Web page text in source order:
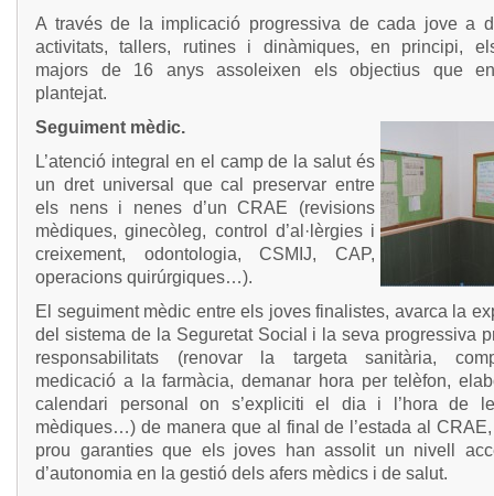
A través de la implicació progressiva de cada jove a
activitats, tallers, rutines i dinàmiques, en principi,
majors de 16 anys assoleixen els objectius que
plantejat.
Seguiment mèdic.
L’atenció integral en el camp de la salut és
un dret universal que cal preservar entre
els nens i nenes d’un CRAE (revisions
mèdiques, ginecòleg, control d’al·lèrgies i
creixement, odontologia, CSMIJ, CAP,
operacions quirúrgiques…).
El seguiment mèdic entre els joves finalistes, avarca la
del sistema de la Seguretat Social i la seva progressiva
responsabilitats (renovar la targeta sanitària,
medicació a la farmàcia, demanar hora per telèfon,
calendari personal on s’expliciti el dia i l’hora de
mèdiques…) de manera que al final de l’estada al
prou garanties que els joves han assolit un nivell
d’autonomia en la gestió dels afers mèdics i de salut.